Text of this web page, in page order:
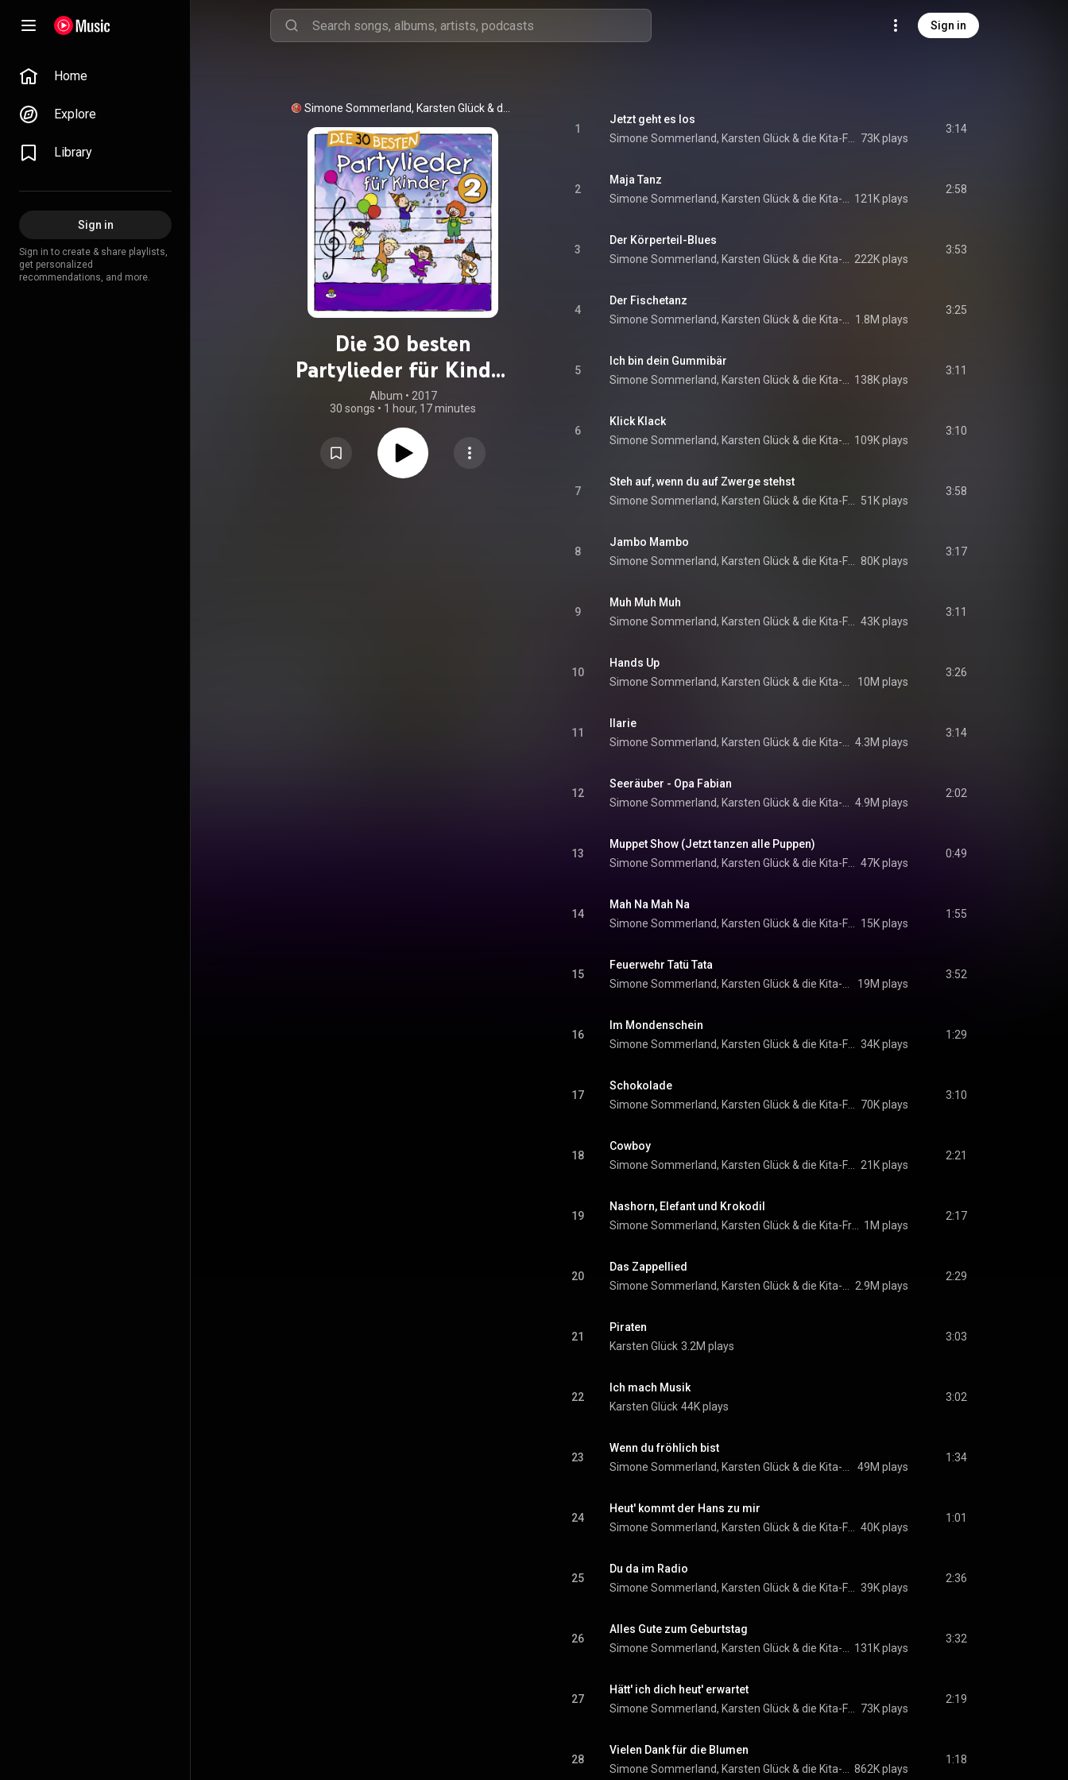
Sign in
Home
Explore
Library
Sign in
Sign in to create & share playlists,
get personalized
recommendations, and more.
Simone Sommerland, Karsten Glück &
Die 30 besten
Partylieder für Kinder
2
Album • 2017
30 songs • 1 hour, 17 minutes
1
Jetzt geht es los
Simone Sommerland, Karsten Glück & 73K plays
3:14
2
Maja Tanz
Simone Sommerland, Karsten Glück & 121K plays
2:58
3
Der Körperteil-Blues
Simone Sommerland, Karsten Glück & 222K plays
3:53
4
Der Fischetanz
Simone Sommerland, Karsten Glück & 1.8M plays
3:25
5
Ich bin dein Gummibär
Simone Sommerland, Karsten Glück & 138K plays
3:11
6
Klick Klack
Simone Sommerland, Karsten Glück & 109K plays
3:10
7
Steh auf, wenn du auf Zwerge stehst
Simone Sommerland, Karsten Glück & 51K plays
3:58
8
Jambo Mambo
Simone Sommerland, Karsten Glück & 80K plays
3:17
9
Muh Muh Muh
Simone Sommerland, Karsten Glück & 43K plays
3:11
10
Hands Up
Simone Sommerland, Karsten Glück & 10M plays
3:26
11
Ilarie
Simone Sommerland, Karsten Glück & 4.3M plays
3:14
12
Seeräuber - Opa Fabian
Simone Sommerland, Karsten Glück & 4.9M plays
2:02
13
Muppet Show (Jetzt tanzen alle Puppen)
Simone Sommerland, Karsten Glück & 47K plays
0:49
14
Mah Na Mah Na
Simone Sommerland, Karsten Glück & 15K plays
1:55
15
Feuerwehr Tatü Tata
Simone Sommerland, Karsten Glück & 19M plays
3:52
16
Im Mondenschein
Simone Sommerland, Karsten Glück & 34K plays
1:29
17
Schokolade
Simone Sommerland, Karsten Glück & 70K plays
3:10
18
Cowboy
Simone Sommerland, Karsten Glück & 21K plays
2:21
19
Nashorn, Elefant und Krokodil
Simone Sommerland, Karsten Glück & 1M plays
2:17
20
Das Zappellied
Simone Sommerland, Karsten Glück & 2.9M plays
2:29
21
Piraten
Karsten Glück 3.2M plays
3:03
22
Ich mach Musik
Karsten Glück 44K plays
3:02
23
Wenn du fröhlich bist
Simone Sommerland, Karsten Glück & 49M plays
1:34
24
Heut' kommt der Hans zu mir
Simone Sommerland, Karsten Glück & 40K plays
1:01
25
Du da im Radio
Simone Sommerland, Karsten Glück & 39K plays
2:36
26
Alles Gute zum Geburtstag
Simone Sommerland, Karsten Glück & 131K plays
3:32
27
Hätt' ich dich heut' erwartet
Simone Sommerland, Karsten Glück & 73K plays
2:19
28
Vielen Dank für die Blumen
Simone Sommerland, Karsten Glück & 862K plays
1:18